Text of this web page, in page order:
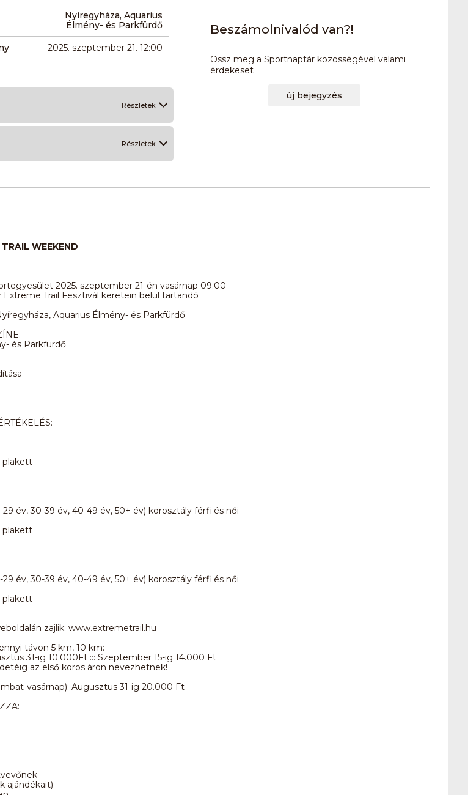
Nyíregyháza, Aquarius
Élmény- és Parkfürdő
2025. szeptember 21. 12:00
Részletek
Részletek
Beszámolnivalód van?!
Ossz meg a Sportnaptár közösségével valami
érdekeset
új bejegyzés
WEEKEND
2025. szeptember 21-én vasárnap 09:00
Trail Fesztivál keretein belül tartandó
Aquarius Élmény- és Parkfürdő
és Parkfürdő
plakett
év, 30-39 év, 40-49 év, 50+ év) korosztály férfi és női
plakett
év, 30-39 év, 40-49 év, 50+ év) korosztály férfi és női
plakett
zajlik: www.extremetrail.hu
távon 5 km, 10 km:
31-ig 10.000Ft ::: Szeptember 15-ig 14.000 Ft
az első körös áron nevezhetnek!
vasárnap): Augusztus 31-ig 20.000 Ft
ajándékait)